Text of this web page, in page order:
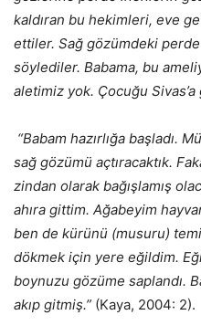
kaldıran bu hekimleri, eve
ettiler. Sağ gözümdeki
söylediler. Babama, bu
aletimiz yok. Çocuğu
“Babam hazırlığa başladı.
sağ gözümü açtıracaktık.
zindan olarak bağışlamış
ahıra gittim. Ağabeyim
ben de kürünü (musuru)
dökmek için yere eğildim.
boynuzu gözüme saplandı.
akıp gitmiş.” (Kaya, 2004: 2).